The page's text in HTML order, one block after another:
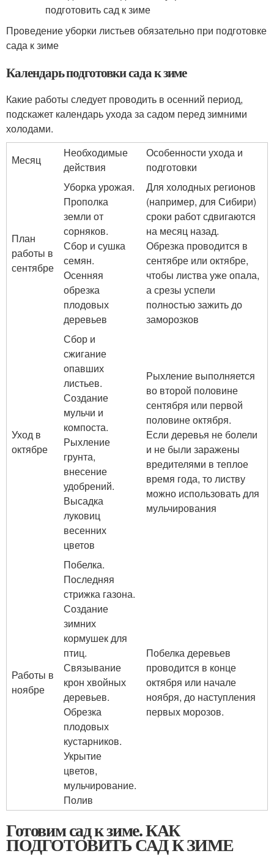
Проведение уборки листьев обязательно при подготовке
сада к зиме
Календарь подготовки сада к зиме
Какие работы следует проводить в осенний период,
подскажет календарь ухода за садом перед зимними
холодами.
Месяц
Необходимые
действия
Особенности ухода и
подготовки
План
работы в
сентябре
Уборка урожая.
Прополка
земли от
сорняков.
Сбор и сушка
семян.
Осенняя
обрезка
плодовых
деревьев
Для холодных регионов
(например, для Сибири)
сроки работ сдвигаются
на месяц назад.
Обрезка проводится в
сентябре или октябре,
чтобы листва уже опала,
а срезы успели
полностью зажить до
заморозков
Уход в
октябре
Сбор и
сжигание
опавших
листьев.
Создание
мульчи и
компоста.
Рыхление
грунта,
внесение
удобрений.
Высадка
луковиц
весенних
цветов
Рыхление выполняется
во второй половине
сентября или первой
половине октября.
Если деревья не болели
и не были заражены
вредителями в теплое
время года, то листву
можно использовать для
мульчирования
Работы в
ноябре
Побелка.
Последняя
стрижка газона.
Создание
зимних
кормушек для
птиц.
Связывание
крон хвойных
деревьев.
Обрезка
плодовых
кустарников.
Укрытие
цветов,
мульчирование.
Полив
Побелка деревьев
проводится в конце
октября или начале
ноября, до наступления
первых морозов.
Готовим сад к зиме. КАК
ПОДГОТОВИТЬ САД К ЗИМЕ